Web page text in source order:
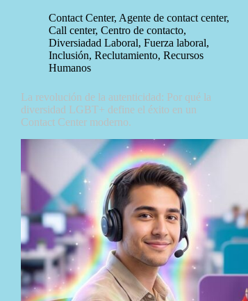
Contact Center, Agente de contact center,
Call center, Centro de contacto,
Diversiadad Laboral, Fuerza laboral,
Inclusión, Reclutamiento, Recursos
Humanos
La revolución de la autenticidad: Por qué la
diversidad LGBT+ define el éxito en un
Contact Center moderno.